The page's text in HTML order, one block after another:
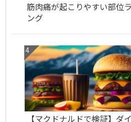
筋肉痛が起こりやすい部位
ング
【マクドナルドで検証】ダ